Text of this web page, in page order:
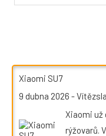
Xiaomi SU7
9 dubna 2026 -
Xiaomi už
rýžovarů.